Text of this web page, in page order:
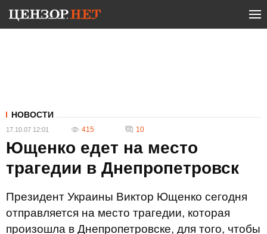
НОВОСТИ
17.10.07 12:01 415 10
Ющенко едет на место
трагедии в Днепропетровск
Президент Украины Виктор Ющенко сегодня
отправляется на место трагедии, которая
произошла в Днепропетровске, для того, чтобы